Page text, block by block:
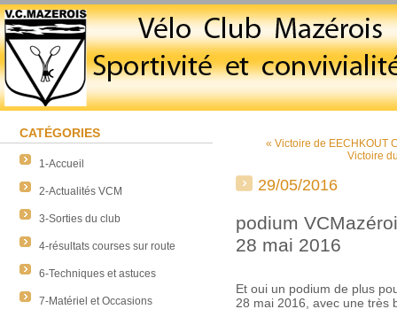
CATÉGORIES
1-Accueil
2-Actualités VCM
3-Sorties du club
4-résultats courses sur route
6-Techniques et astuces
7-Matériel et Occasions
« Victoire de EECHKOUT
Victoire
29/05/2016
podium
28 mai 2016
Et oui un podium de plus
28 mai 2016, avec une très